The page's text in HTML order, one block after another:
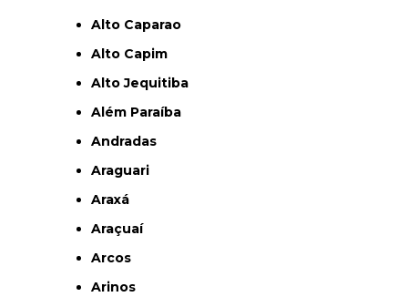
Alto Caparao
Alto Capim
Alto Jequitiba
Além Paraíba
Andradas
Araguari
Araxá
Araçuaí
Arcos
Arinos